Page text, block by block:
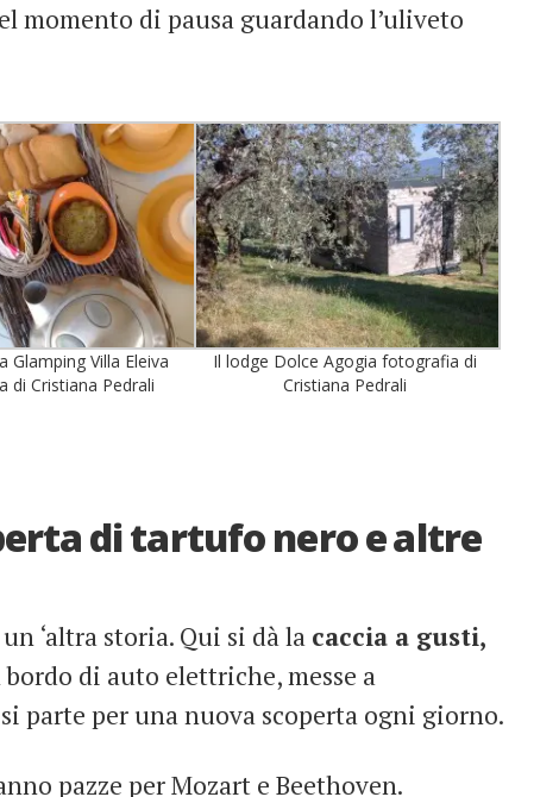
momento di pausa guardando l’uliveto
Glamping Villa Eleiva
di Cristiana Pedrali
Il lodge Dolce Agogia fotografia di
Cristiana Pedrali
di tartufo nero e altre
un ‘altra storia. Qui si dà la caccia a gusti,
di auto elettriche, messe a
parte per una nuova scoperta ogni giorno.
pazze per Mozart e Beethoven.